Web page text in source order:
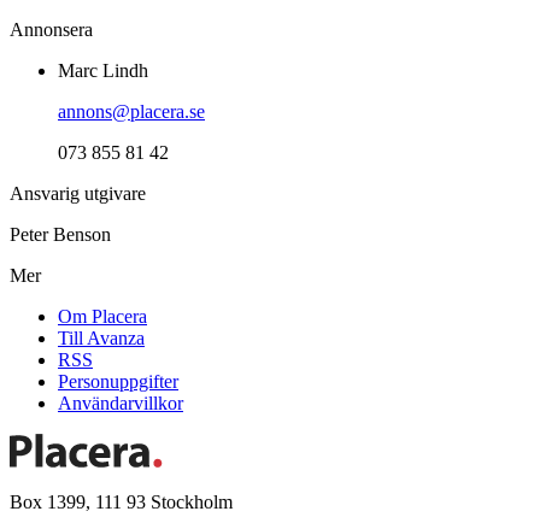
Annonsera
Marc Lindh
annons@placera.se
073 855 81 42
Ansvarig utgivare
Peter Benson
Mer
Om Placera
Till Avanza
RSS
Personuppgifter
Användarvillkor
Box 1399, 111 93 Stockholm